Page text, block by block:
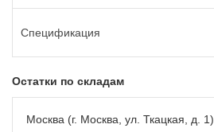
Спецификация
Остатки по складам
Москва (г. Москва, ул. Ткацкая, д. 1)